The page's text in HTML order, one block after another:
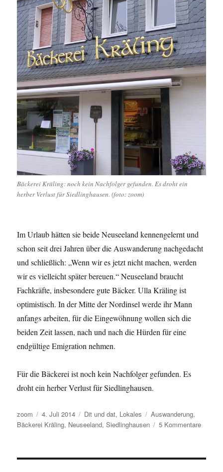
Bäckerei Kräling: noch kein Nachfolger gefunden. Es droht ein
herber Verlust für Siedlinghausen. (foto: zoom)
Im Urlaub hätten sie beide Neuseeland kennengelernt und
schon seit drei Jahren über die Auswanderung nachgedacht
und schließlich: „Wenn wir es jetzt nicht machen, werden
wir es vielleicht später bereuen.“ Neuseeland braucht
Fachkräfte, insbesondere gute Bäcker. Ulla Kräling ist
optimistisch. In der Mitte der Nordinsel werde ihr Mann
anfangs arbeiten, für die Eingewöhnung wollen sich die
beiden Zeit lassen, nach und nach die Hürden für eine
endgültige Emigration nehmen.
Für die Bäckerei ist noch kein Nachfolger gefunden. Es
droht ein herber Verlust für Siedlinghausen.
Autor
zoom
Veröffentlicht
am
4. Juli 2014 Kategorien
Dit und dat, Lokales Schlagwörter
Auswanderung,
Bäckerei Kräling, Neuseeland,Siedlinghausen 5 Kommentarezu